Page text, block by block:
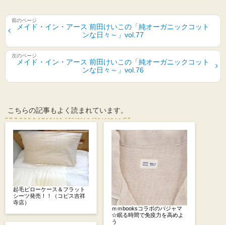
メイド・イン・アース 前田けいこの「純オーガニックコット
ンな日々～」vol.77
メイド・イン・アース 前田けいこの「純オーガニックコット
ンな日々～」vol.76
こちらの記事もよく読まれています。
起毛ピローケース＆フラット
シーツ発売！！（コピス吉祥
寺店）
ｍｍbooksコラボのパジャマ
☆眠る時間で免疫力を高めよ
う